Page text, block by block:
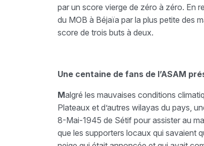
par un score vierge de zéro à zéro. En
du MOB à Béjaïa par la plus petite des
score de trois buts à deux.
Une centaine de fans de l’ASAM
Malgré les mauvaises conditions
Plateaux et d’autres wilayas du pays,
8-Mai-1945 de Sétif pour assister au
que les supporters locaux qui savaient